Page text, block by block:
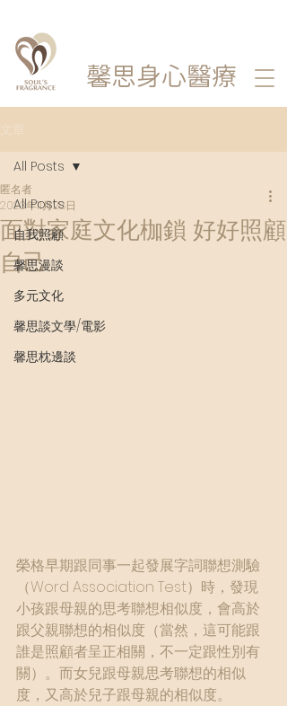
馨思身心醫療
All Posts
自我照顧
馨思漫談
多元文化
馨思談文學/電影
馨思枕邊談
All Posts
面對家庭文化枷鎖 好好照顧
自己
匿名者
2023年11月28日
榮格早期跟同事一起發展字詞聯想測驗
（Word Association Test）時，發現
小孩跟母親的思考聯想相似度，會高於
跟父親聯想的相似度（當然，這可能跟
誰是照顧者呈正相關，不一定跟性別有
關）。而女兒跟母親思考聯想的相似
度，又高於兒子跟母親的相似度。